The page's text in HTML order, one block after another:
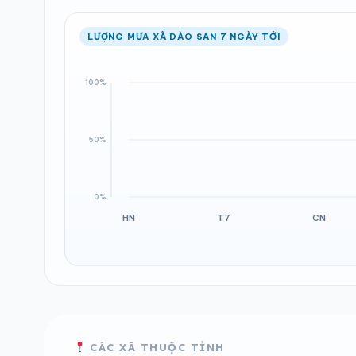
LƯỢNG MƯA XÃ DÀO SAN 7 NGÀY TỚI
CÁC XÃ THUỘC TỈNH